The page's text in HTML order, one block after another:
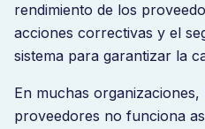
rendimiento de los
acciones correctivas y el
sistema para garantizar la
En muchas
proveedores no funciona